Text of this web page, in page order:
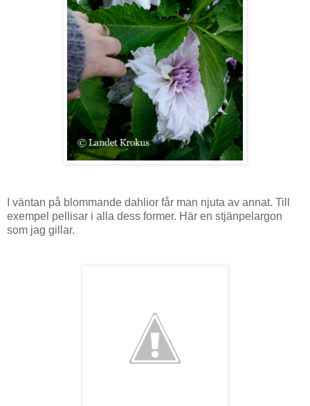
I väntan på blommande dahlior får man njuta av annat. Till
exempel pellisar i alla dess former. Här en stjänpelargon
som jag gillar.